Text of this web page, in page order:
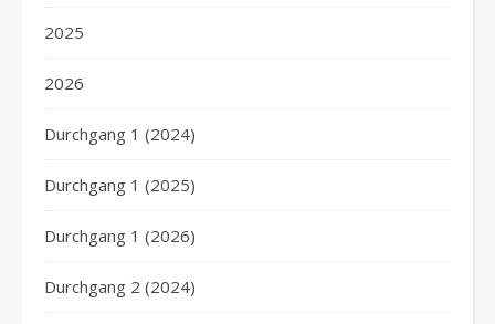
2025
2026
Durchgang 1 (2024)
Durchgang 1 (2025)
Durchgang 1 (2026)
Durchgang 2 (2024)